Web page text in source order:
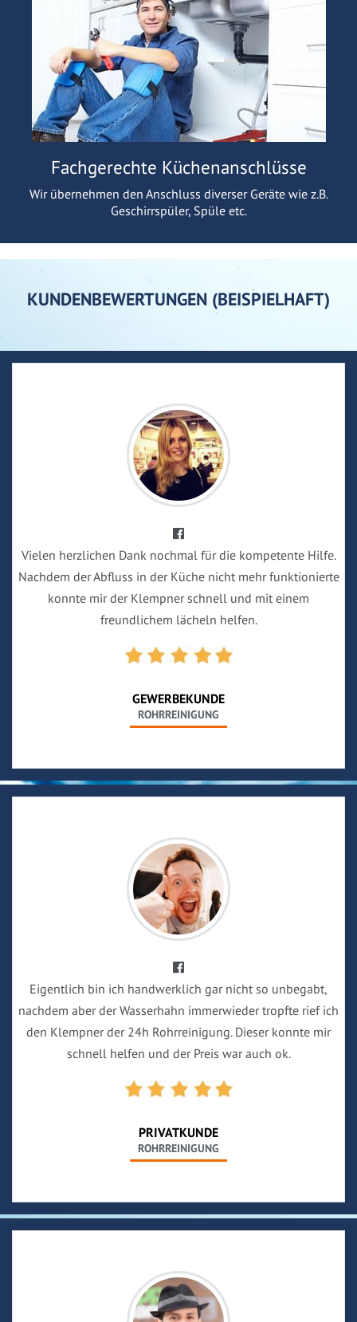
Fachgerechte Küchenanschlüsse
Wir übernehmen den Anschluss diverser Geräte wie z.B.
Geschirrspüler, Spüle etc.
KUNDENBEWERTUNGEN (BEISPIELHAFT)
Vielen herzlichen Dank nochmal für die kompetente Hilfe.
Nachdem der Abfluss in der Küche nicht mehr funktionierte
konnte mir der Klempner schnell und mit einem
freundlichem lächeln helfen.
GEWERBEKUNDE
ROHRREINIGUNG
Eigentlich bin ich handwerklich gar nicht so unbegabt,
nachdem aber der Wasserhahn immerwieder tropfte rief ich
den Klempner der 24h Rohrreinigung. Dieser konnte mir
schnell helfen und der Preis war auch ok.
PRIVATKUNDE
ROHRREINIGUNG